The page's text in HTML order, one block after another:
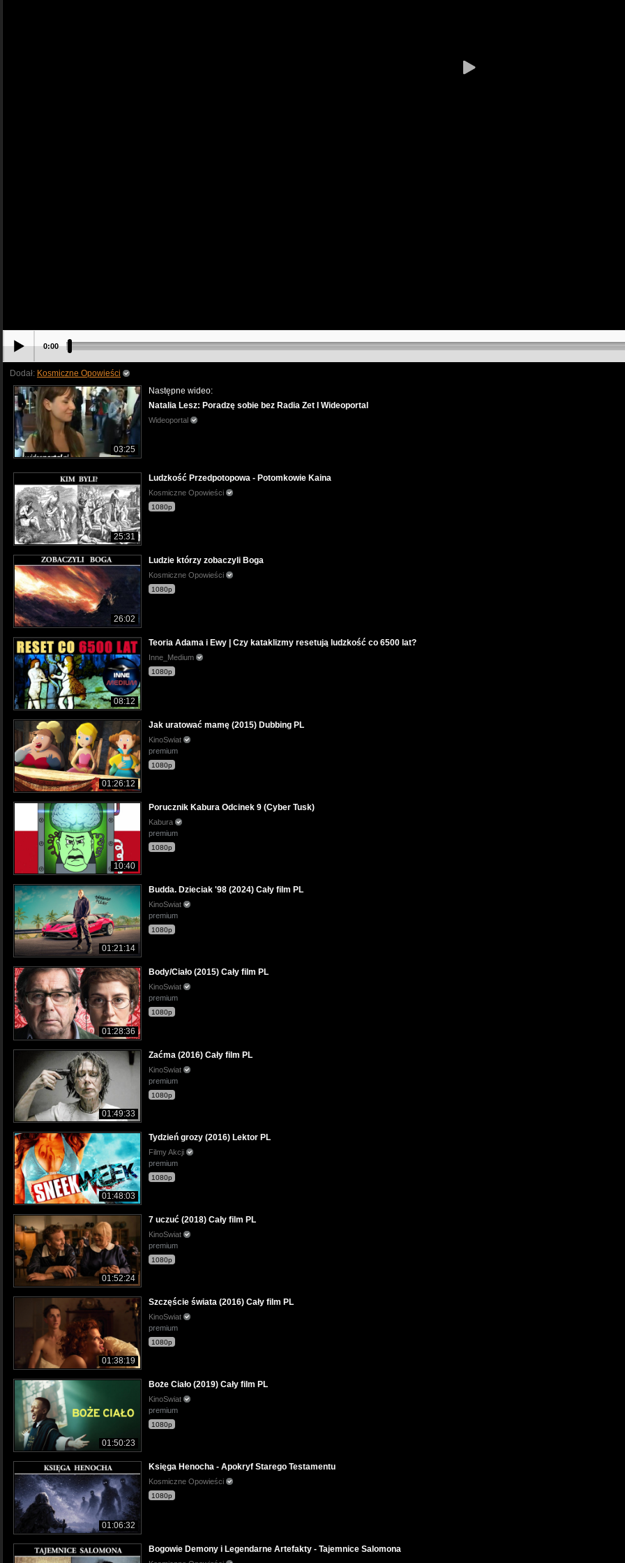
0:00
Dodał: Kosmiczne Opowieści
03:25
Następne wideo:
Natalia Lesz: Poradzę sobie bez Radia Zet I Wideoportal
Wideoportal
25:31
Ludzkość Przedpotopowa - Potomkowie Kaina
Kosmiczne Opowieści
1080p
26:02
Ludzie którzy zobaczyli Boga
Kosmiczne Opowieści
1080p
08:12
Teoria Adama i Ewy | Czy kataklizmy resetują ludzkość co 6500 lat?
Inne_Medium
1080p
01:26:12
Jak uratować mamę (2015) Dubbing PL
KinoSwiat
premium
1080p
10:40
Porucznik Kabura Odcinek 9 (Cyber Tusk)
Kabura
premium
1080p
01:21:14
Budda. Dzieciak '98 (2024) Cały film PL
KinoSwiat
premium
1080p
01:28:36
Body/Ciało (2015) Cały film PL
KinoSwiat
premium
1080p
01:49:33
Zaćma (2016) Cały film PL
KinoSwiat
premium
1080p
01:48:03
Tydzień grozy (2016) Lektor PL
Filmy Akcji
premium
1080p
01:52:24
7 uczuć (2018) Cały film PL
KinoSwiat
premium
1080p
01:38:19
Szczęście świata (2016) Cały film PL
KinoSwiat
premium
1080p
01:50:23
Boże Ciało (2019) Cały film PL
KinoSwiat
premium
1080p
01:06:32
Księga Henocha - Apokryf Starego Testamentu
Kosmiczne Opowieści
1080p
Bogowie Demony i Legendarne Artefakty - Tajemnice Salomona